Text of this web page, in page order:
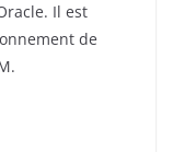
Il est
de